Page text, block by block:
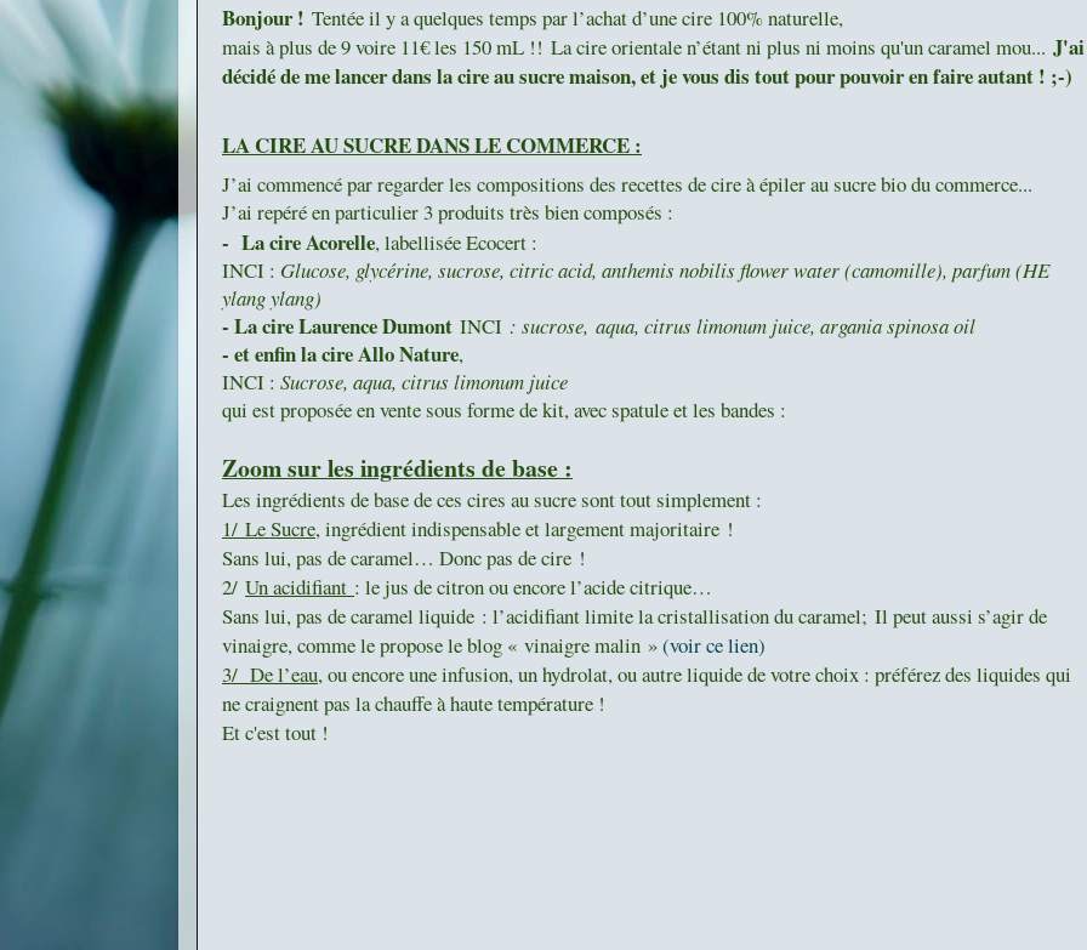
Bonjour ! Tentée il y a quelques temps par l’achat d’une cire 100% naturelle,
mais à plus de 9 voire 11€ les 150 mL !! La cire orientale n’étant ni plus ni moins qu'un caramel mou... J'ai
décidé de me lancer dans la cire au sucre maison, et je vous dis tout pour pouvoir en faire autant ! ;-)
LA CIRE AU SUCRE DANS LE COMMERCE :
J’ai commencé par regarder les compositions des recettes de cire à épiler au sucre bio du commerce...
J’ai repéré en particulier 3 produits très bien composés :
- La cire Acorelle, labellisée Ecocert :
INCI : Glucose, glycérine, sucrose, citric acid, anthemis nobilis flower water (camomille), parfum (HE
ylang ylang)
- La cire Laurence Dumont INCI : sucrose, aqua, citrus limonum juice, argania spinosa oil
- et enfin la cire Allo Nature,
INCI : Sucrose, aqua, citrus limonum juice
qui est proposée en vente sous forme de kit, avec spatule et les bandes :
Zoom sur les ingrédients de base :
Les ingrédients de base de ces cires au sucre sont tout simplement :
1/ Le Sucre, ingrédient indispensable et largement majoritaire !
Sans lui, pas de caramel… Donc pas de cire !
2/ Un acidifiant : le jus de citron ou encore l’acide citrique…
Sans lui, pas de caramel liquide : l’acidifiant limite la cristallisation du caramel; Il peut aussi s’agir de
vinaigre, comme le propose le blog « vinaigre malin »(voir ce lien)
3/ De l’eau, ou encore une infusion, un hydrolat, ou autre liquide de votre choix : préférez des liquides qui
ne craignent pas la chauffe à haute température !
Et c'est tout !